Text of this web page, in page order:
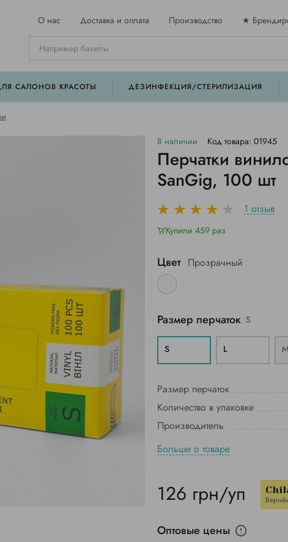
О нас Доставка и оплата Производство ★
САЛОНОВ КРАСОТЫ ДЕЗИНФЕКЦИЯ/СТЕРИЛИЗАЦИЯ
В наличии Код товара: 01945
Перчатки
SanGig, 100 шт
1 отзыв
Купили 459 раз
Цвет Прозрачный
Размер перчаток S
S L
Размер перчаток
Количество в упаковке
Производитель
Больше о товаре
126 грн/уп
Оптовые цены